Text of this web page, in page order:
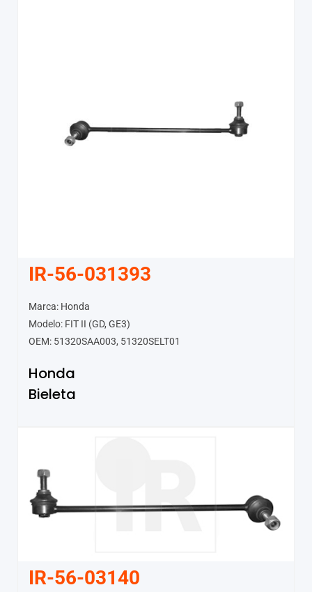
IR-56-031393
Marca: Honda
Modelo: FIT II (GD, GE3)
OEM: 51320SAA003, 51320SELT01
Honda
Bieleta
IR-56-03140